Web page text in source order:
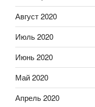
Август 2020
Июль 2020
Июнь 2020
Май 2020
Апрель 2020